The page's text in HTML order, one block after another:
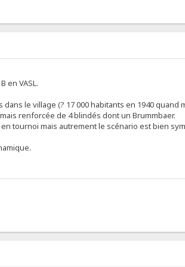
en VASL.
le village (? 17 000 habitants en 1940 quand
renforcée de 4 blindés dont un Brummbaer.
tournoi mais autrement le scénario est bien